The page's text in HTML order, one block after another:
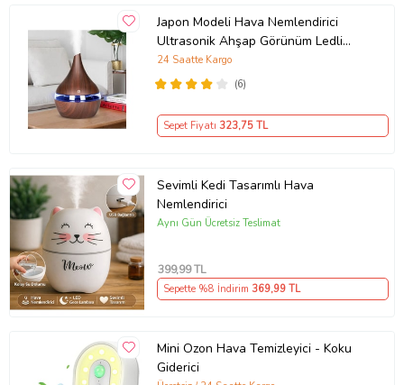
Japon Modeli Hava Nemlendirici
Ultrasonik Ahşap Görünüm Ledli
Koku 300ml Aroma
(6)
24 Saatte Kargo
Sepet Fiyatı 323,75 TL
Sevimli Kedi Tasarımlı Hava
Nemlendirici
Aynı Gün Ücretsiz Teslimat
399,99 TL
Sepette %8 İndirim 369,99 TL
Mini Ozon Hava Temizleyici - Koku
Giderici